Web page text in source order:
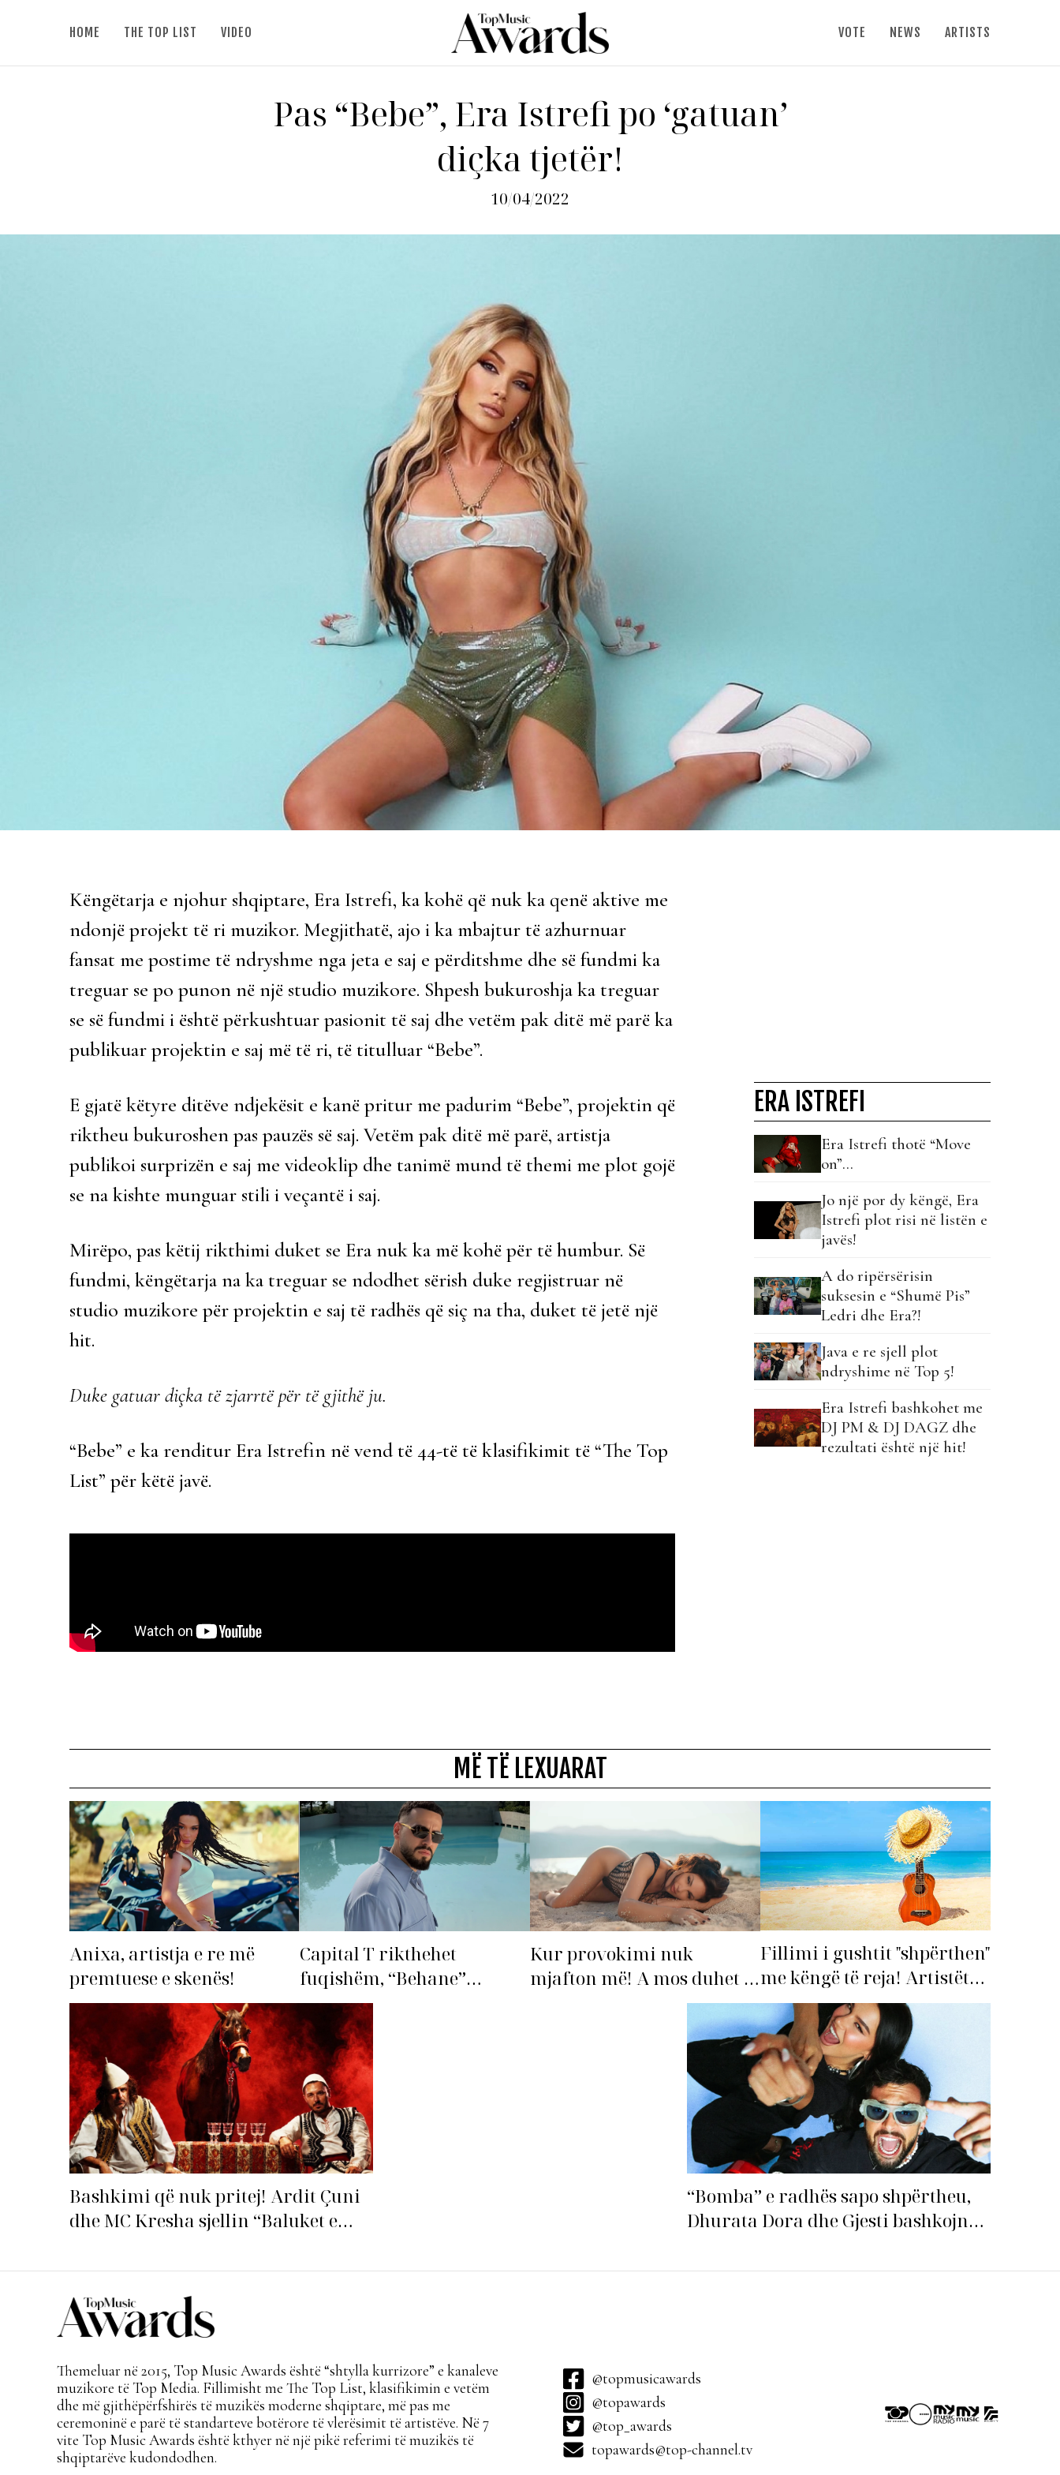
HOME THE TOP LIST VIDEO VOTE NEWS ARTISTS
Pas “Bebe”, Era Istrefi po ‘gatuan’
diçka tjetër!
10/04/2022
Këngëtarja e njohur shqiptare, Era Istrefi, ka kohë që nuk ka qenë aktive me
ndonjë projekt të ri muzikor. Megjithatë, ajo i ka mbajtur të azhurnuar
fansat me postime të ndryshme nga jeta e saj e përditshme dhe së fundmi ka
treguar se po punon në një studio muzikore. Shpesh bukuroshja ka treguar
se së fundmi i është përkushtuar pasionit të saj dhe vetëm pak ditë më parë ka
publikuar projektin e saj më të ri, të titulluar “Bebe”.
E gjatë këtyre ditëve ndjekësit e kanë pritur me padurim “Bebe”, projektin që
riktheu bukuroshen pas pauzës së saj. Vetëm pak ditë më parë, artistja
publikoi surprizën e saj me videoklip dhe tanimë mund të themi me plot gojë
se na kishte munguar stili i veçantë i saj.
Mirëpo, pas këtij rikthimi duket se Era nuk ka më kohë për të humbur. Së
fundmi, këngëtarja na ka treguar se ndodhet sërish duke regjistruar në
studio muzikore për projektin e saj të radhës që siç na tha, duket të jetë një
hit.
Duke gatuar diçka të zjarrtë për të gjithë ju.
“Bebe” e ka renditur Era Istrefin në vend të 44-të të klasifikimit të “The Top
List” për këtë javë.
ERA ISTREFI
Era Istrefi thotë “Move
on”…
Jo një por dy këngë, Era
Istrefi plot risi në listën e
javës!
A do ripërsërisin
suksesin e “Shumë Pis”
Ledri dhe Era?!
Java e re sjell plot
ndryshime në Top 5!
Era Istrefi bashkohet me
DJ PM & DJ DAGZ dhe
rezultati është një hit!
MË TË LEXUARAT
Anixa, artistja e re më
premtuese e skenës!
Capital T rikthehet
fuqishëm, “Behane”
premton të bëhet fiksimi i
radhës!
Kur provokimi nuk
mjafton më! A mos duhet të
‘dorëzohet’ Bleona?
Fillimi i gushtit "shpërthen"
me këngë të reja! Artistët
shqiptarë hapin garën për
hitin e verës!
Bashkimi që nuk pritej! Ardit Çuni
dhe MC Kresha sjellin “Baluket e
“Bomba” e radhës sapo shpërtheu,
Dhurata Dora dhe Gjesti bashkojnë
Themeluar në 2015, Top Music Awards është “shtylla kurrizore” e kanaleve
muzikore të Top Media. Fillimisht me The Top List, klasifikimin e vetëm
dhe më gjithëpërfshirës të muzikës moderne shqiptare, më pas me
ceremoninë e parë të standarteve botërore të vlerësimit të artistëve. Në 7
vite Top Music Awards është kthyer në një pikë referimi të muzikës të
shqiptarëve kudondodhen.
@topmusicawards
@topawards
@top_awards
topawards@top-channel.tv